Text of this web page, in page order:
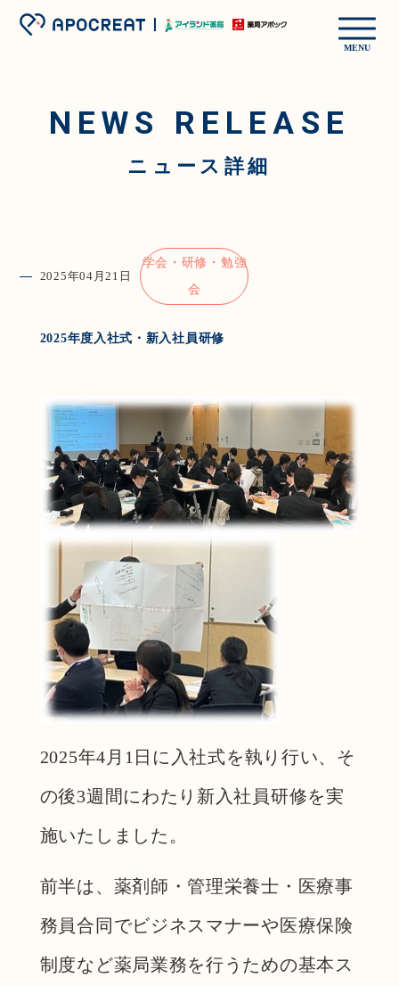
MENU
NEWS RELEASE
ニュース詳細
2025年04月21日
学会・研修・勉強
会
2025年度入社式・新入社員研修
2025年4月1日に入社式を執り行い、そ
の後3週間にわたり新入社員研修を実
施いたしました。
前半は、薬剤師・管理栄養士・医療事
務員合同でビジネスマナーや医療保険
制度など薬局業務を行うための基本ス